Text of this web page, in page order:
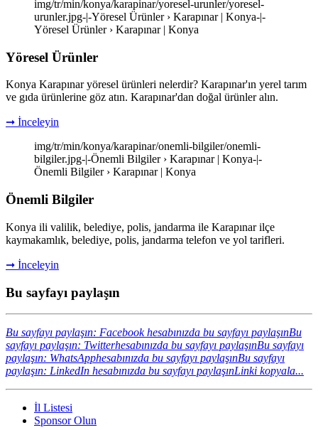
img/tr/min/konya/karapinar/yoresel-urunler/yoresel-
urunler.jpg-|-Yöresel Ürünler › Karapınar | Konya-|-
Yöresel Ürünler › Karapınar | Konya
Yöresel Ürünler
Konya Karapınar yöresel ürünleri nelerdir? Karapınar'ın yerel tarım
ve gıda ürünlerine göz atın. Karapınar'dan doğal ürünler alın.
➞ İnceleyin
img/tr/min/konya/karapinar/onemli-bilgiler/onemli-
bilgiler.jpg-|-Önemli Bilgiler › Karapınar | Konya-|-
Önemli Bilgiler › Karapınar | Konya
Önemli Bilgiler
Konya ili valilik, belediye, polis, jandarma ile Karapınar ilçe
kaymakamlık, belediye, polis, jandarma telefon ve yol tarifleri.
➞ İnceleyin
Bu sayfayı paylaşın
Bu sayfayı paylaşın: Facebook hesabınızda bu sayfayı paylaşınBu
sayfayı paylaşın: Twitterhesabınızda bu sayfayı paylaşınBu sayfayı
paylaşın: WhatsApphesabınızda bu sayfayı paylaşınBu sayfayı
paylaşın: LinkedIn hesabınızda bu sayfayı paylaşınLinki kopyala...
İl Listesi
Sponsor Olun